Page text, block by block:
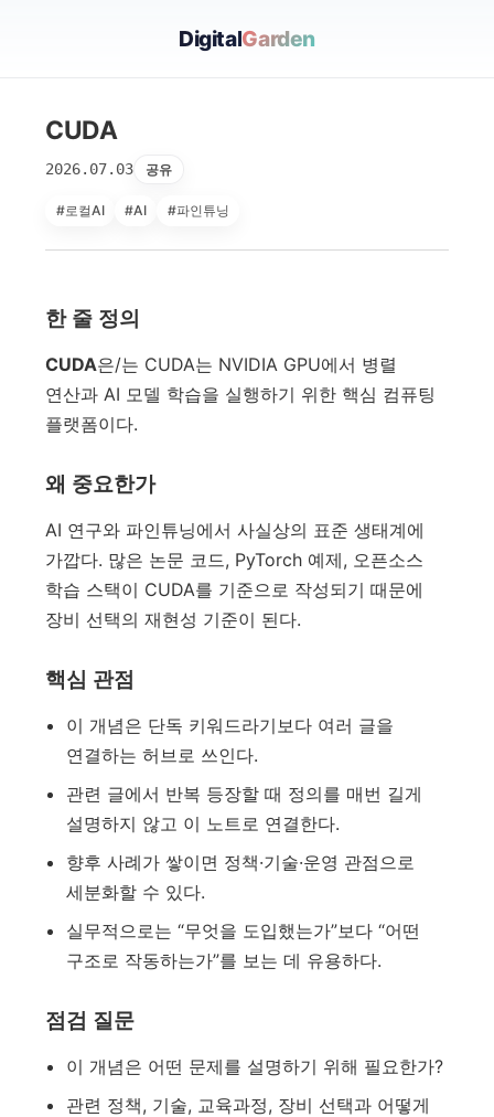
DigitalGarden
CUDA
2026.07.03 공유
#로컬AI #AI #파인튜닝
한 줄 정의
CUDA은/는 CUDA는 NVIDIA GPU에서 병렬
연산과 AI 모델 학습을 실행하기 위한 핵심 컴퓨팅
플랫폼이다.
왜 중요한가
AI 연구와 파인튜닝에서 사실상의 표준 생태계에
가깝다. 많은 논문 코드, PyTorch 예제, 오픈소스
학습 스택이 CUDA를 기준으로 작성되기 때문에
장비 선택의 재현성 기준이 된다.
핵심 관점
이 개념은 단독 키워드라기보다 여러 글을
연결하는 허브로 쓰인다.
관련 글에서 반복 등장할 때 정의를 매번 길게
설명하지 않고 이 노트로 연결한다.
향후 사례가 쌓이면 정책·기술·운영 관점으로
세분화할 수 있다.
실무적으로는 “무엇을 도입했는가”보다 “어떤
구조로 작동하는가”를 보는 데 유용하다.
점검 질문
이 개념은 어떤 문제를 설명하기 위해 필요한가?
관련 정책, 기술, 교육과정, 장비 선택과 어떻게